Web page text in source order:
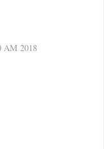
AM 2018